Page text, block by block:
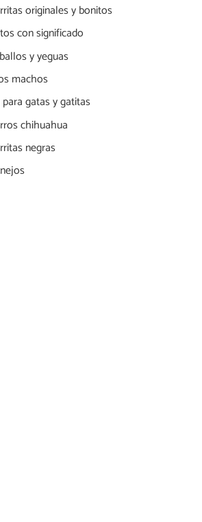
originales y bonitos
con significado
y yeguas
machos
gatas y gatitas
chihuahua
negras